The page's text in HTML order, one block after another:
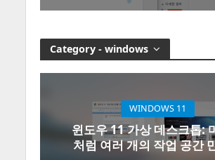
Category - windows
WINDOWS 11
윈도우 11 가상 데스크톱:
처럼 여러 개의 작업 공간